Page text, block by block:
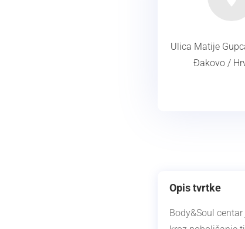
Ulica Matije
Đakovo /
Opis tvrtke
Body&Soul